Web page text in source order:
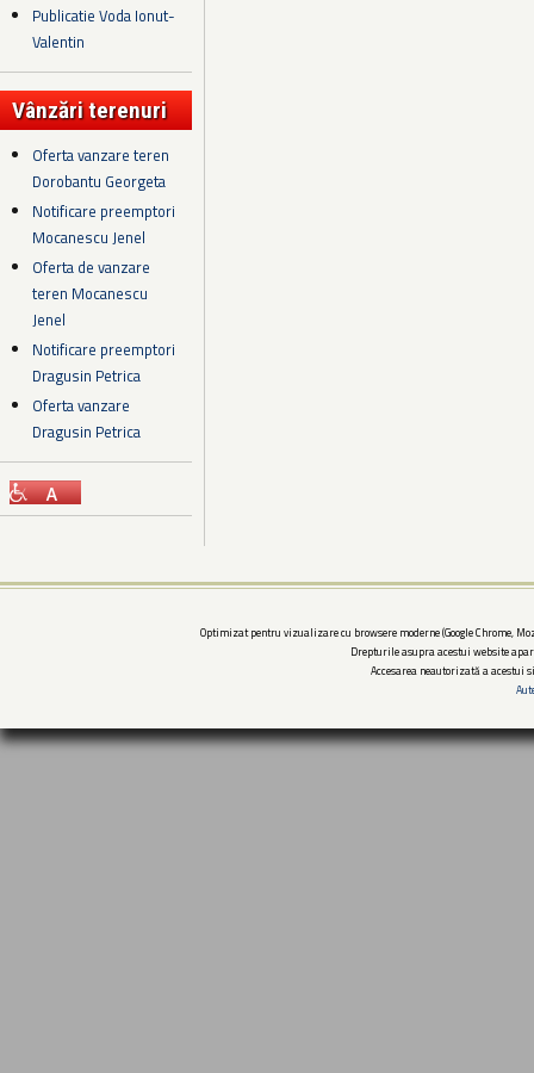
Publicatie Voda Ionut-
Valentin
Vânzări terenuri
Oferta vanzare teren
Dorobantu Georgeta
Notificare preemptori
Mocanescu Jenel
Oferta de vanzare
teren Mocanescu
Jenel
Notificare preemptori
Dragusin Petrica
Oferta vanzare
Dragusin Petrica
Optimizat pentru vizualizare cu browsere moderne (Google Chrome,
Drepturile asupra acestui website
Accesarea neautorizată a acestui